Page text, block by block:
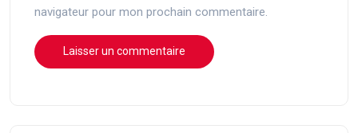
navigateur pour mon prochain commentaire.